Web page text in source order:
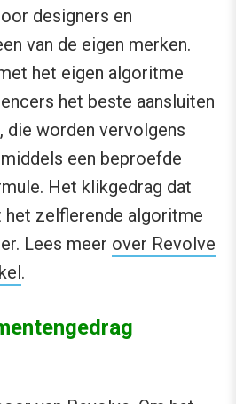
designers en
van de eigen merken.
het eigen algoritme
het beste aansluiten
die worden vervolgens
een beproefde
Het klikgedrag dat
het zelflerende algoritme
Lees meer over Revolve
.